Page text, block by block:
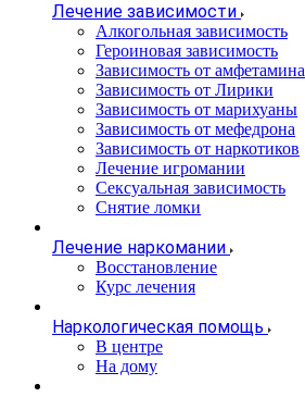
Лечение зависимости
Алкогольная зависимость
Героиновая зависимость
Зависимость от амфетамина
Зависимость от Лирики
Зависимость от марихуаны
Зависимость от мефедрона
Зависимость от наркотиков
Лечение игромании
Сексуальная зависимость
Снятие ломки
Лечение наркомании
Восстановление
Курс лечения
Наркологическая помощь
В центре
На дому